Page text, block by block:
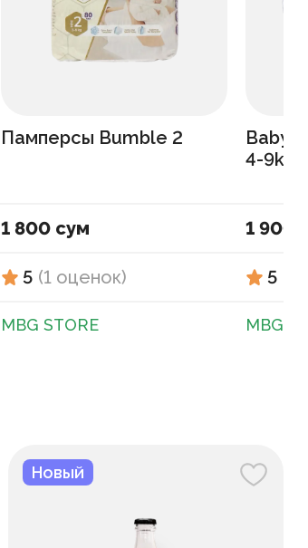
Памперсы Bumble 2
1 800 сум
5 (1 оценок)
MBG STORE
Baby
4-9kg
1 900
5
MBG
Новый